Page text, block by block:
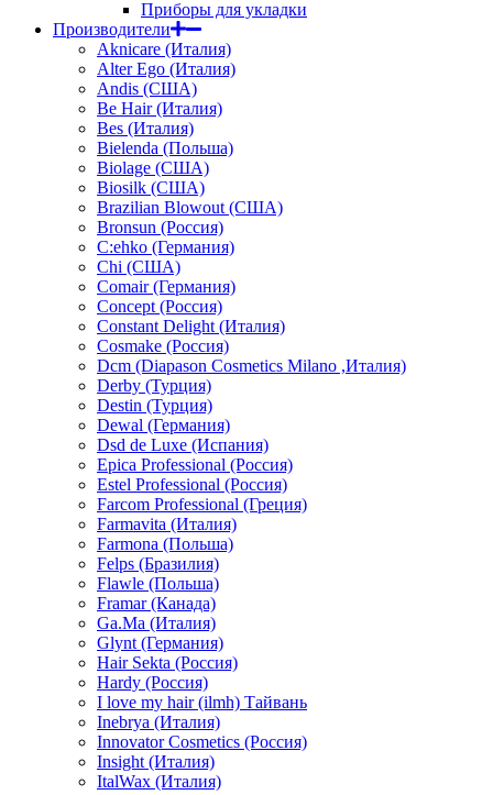
Приборы для укладки
Производители
Aknicare (Италия)
Alter Ego (Италия)
Andis (США)
Be Hair (Италия)
Bes (Италия)
Bielenda (Польша)
Biolage (США)
Biosilk (США)
Brazilian Blowout (США)
Bronsun (Россия)
C:ehko (Германия)
Chi (США)
Comair (Германия)
Concept (Россия)
Constant Delight (Италия)
Cosmake (Россия)
Dcm (Diapason Cosmetics Milano ,Италия)
Derby (Турция)
Destin (Турция)
Dewal (Германия)
Dsd de Luxe (Испания)
Epica Professional (Россия)
Estel Professional (Россия)
Farcom Professional (Греция)
Farmavita (Италия)
Farmona (Польша)
Felps (Бразилия)
Flawle (Польша)
Framar (Канада)
Ga.Ma (Италия)
Glynt (Германия)
Hair Sekta (Россия)
Hardy (Россия)
I love my hair (ilmh) Тайвань
Inebrya (Италия)
Innovator Cosmetics (Россия)
Insight (Италия)
ItalWax (Италия)